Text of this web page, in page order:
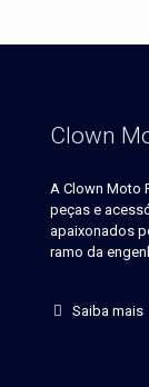
Clown
A Clown Moto
peças e
apaixonados
ramo da
Saiba mais